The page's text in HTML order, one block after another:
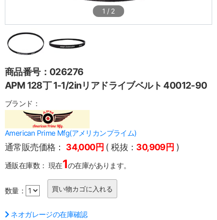
1 / 2
商品番号：026276
APM 128丁 1-1/2inリアドライブベルト 40012-90
ブランド：
American Prime Mfg(アメリカンプライム)
通常販売価格： 34,000円 ( 税抜： 30,909円 )
通販在庫数： 現在1の在庫があります。
数量：
ネオガレージの在庫確認